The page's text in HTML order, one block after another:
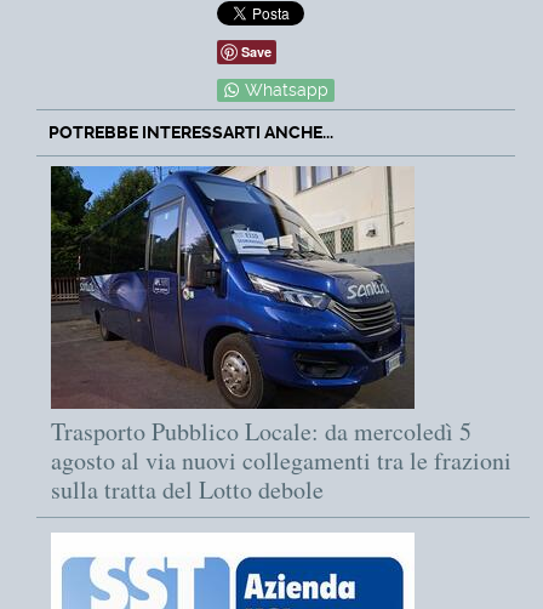
Save
Whatsapp
POTREBBE INTERESSARTI ANCHE...
Trasporto Pubblico Locale: da mercoledì 5
agosto al via nuovi collegamenti tra le frazioni
sulla tratta del Lotto debole